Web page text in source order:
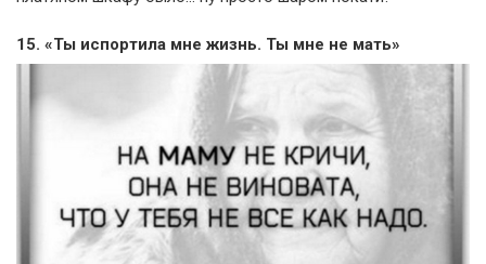
15. «Ты испортила мне жизнь. Ты мне не мать»